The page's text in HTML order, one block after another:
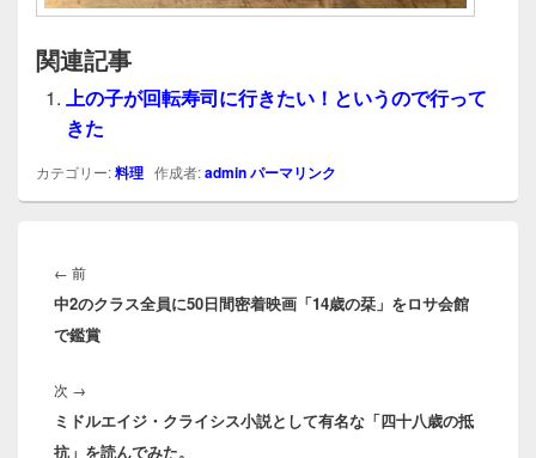
関連記事
上の子が回転寿司に行きたい！というので行って
きた
カテゴリー:料理 作成者:adminパーマリンク
稿
ナ
ビ
ゲ
シ
ョ
← 前前
の
投
中2のクラス全員に50日間密着映画「14歳の栞」をロサ会館
で鑑賞
次 →
の
投
ミドルエイジ・クライシス小説として有名な「四十八歳の抵
抗」を読んでみた。